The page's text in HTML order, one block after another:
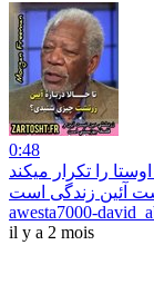
0:48
را تکرار میکند
آئین زندگی است
awesta7000-
il y a 2 mois